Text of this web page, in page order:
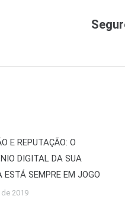
E REPUTAÇÃO: O
DIGITAL DA SUA
ESTÁ SEMPRE EM JOGO
2019